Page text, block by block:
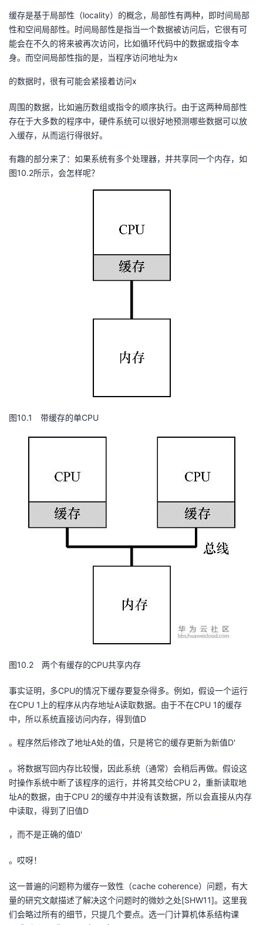
缓存是基于局部性（locality）的概念，局部性有两种，即时间局部
性和空间局部性。时间局部性是指当一个数据被访问后，它很有可
能会在不久的将来被再次访问，比如循环代码中的数据或指令本
身。而空间局部性指的是，当程序访问地址为x
的数据时，很有可能会紧接着访问x
周围的数据，比如遍历数组或指令的顺序执行。由于这两种局部性
存在于大多数的程序中，硬件系统可以很好地预测哪些数据可以放
入缓存，从而运行得很好。
有趣的部分来了：如果系统有多个处理器，并共享同一个内存，如
图10.2所示，会怎样呢？
图10.1 带缓存的单CPU
图10.2 两个有缓存的CPU共享内存
事实证明，多CPU的情况下缓存要复杂得多。例如，假设一个运行
在CPU 1上的程序从内存地址A读取数据。由于不在CPU 1的缓存
中，所以系统直接访问内存，得到值D
。程序然后修改了地址A处的值，只是将它的缓存更新为新值D'
。将数据写回内存比较慢，因此系统（通常）会稍后再做。假设这
时操作系统中断了该程序的运行，并将其交给CPU 2，重新读取地
址A的数据，由于CPU 2的缓存中并没有该数据，所以会直接从内存
中读取，得到了旧值D
，而不是正确的值D'
。哎呀！
这一普遍的问题称为缓存一致性（cache coherence）问题，有大
量的研究文献描述了解决这个问题时的微妙之处[SHW11]。这里我
们会略过所有的细节，只提几个要点。选一门计算机体系结构课